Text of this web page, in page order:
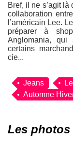
Bref, il ne s’agit
collaboration
l’américain Lee.
préparer à
Anglomania, qui
certains
cie...
Jeans
Automne
Les photos